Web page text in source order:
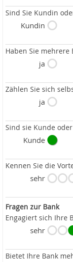
Sind Sie Kundin
Kundin
Haben Sie mehrere
ja
Zählen Sie sich
ja
Sind sie Kunde
Kunde
Kennen Sie die
sehr
Fragen zur Bank
Engagiert sich Ihre
sehr
Bietet Ihre Bank